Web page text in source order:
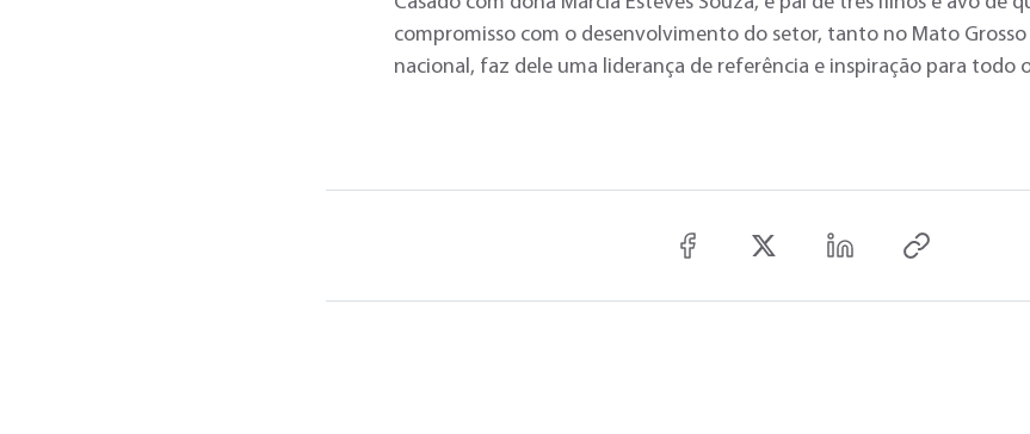
compromisso com o desenvolvimento do setor, tanto no Mato
nacional, faz dele uma liderança de referência e inspiração para todo